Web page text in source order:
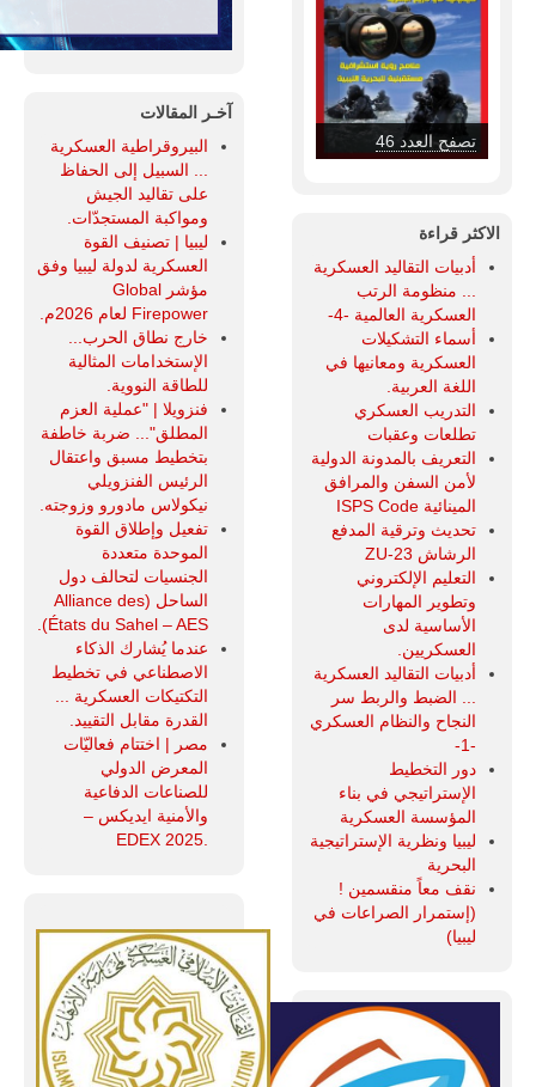
تصفح العدد 46
الاكثر قراءة
أدبيات التقاليد العسكرية
... منظومة الرتب
العسكرية العالمية -4-
أسماء التشكيلات
العسكرية ومعانيها في
اللغة العربية.
التدريب العسكري
تطلعات وعقبات
التعريف بالمدونة الدولية
لأمن السفن والمرافق
المينائية ISPS Code
تحديث وترقية المدفع
الرشاش ZU-23
التعليم الإلكتروني
وتطوير المهارات
الأساسية لدى
العسكريين.
أدبيات التقاليد العسكرية
... الضبط والربط سر
النجاح والنظام العسكري
-1-
دور التخطيط
الإستراتيجي في بناء
المؤسسة العسكرية
ليبيا ونظرية الإستراتيجية
البحرية
نقف معاً منقسمين !
(إستمرار الصراعات في
ليبيا)
آخـر المقالات
البيروقراطية العسكرية
... السبيل إلى الحفاظ
على تقاليد الجيش
ومواكبة المستجدّات.
ليبيا | تصنيف القوة
العسكرية لدولة ليبيا وفق
مؤشر Global
Firepower لعام 2026م.
خارج نطاق الحرب...
الإستخدامات المثالية
للطاقة النووية.
فنزويلا | "عملية العزم
المطلق"... ضربة خاطفة
بتخطيط مسبق واعتقال
الرئيس الفنزويلي
نيكولاس مادورو وزوجته.
تفعيل وإطلاق القوة
الموحدة متعددة
الجنسيات لتحالف دول
الساحل (Alliance des
États du Sahel – AES).
عندما يُشارك الذكاء
الاصطناعي في تخطيط
التكتيكات العسكرية ...
القدرة مقابل التقييد.
مصر | اختتام فعاليّات
المعرض الدولي
للصناعات الدفاعية
والأمنية ايديكس ‒
.EDEX 2025